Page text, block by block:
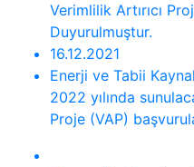
Verimlilik Artırıcı
Duyurulmuştur.
16.12.2021
Enerji ve Tabii
2022 yılında
Proje (VAP)